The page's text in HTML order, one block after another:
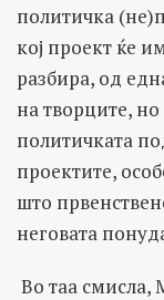
политичка
кој проект ќе
разбира, од
на творците,
политичката
проектите,
што
неговата
Во таа смисла,